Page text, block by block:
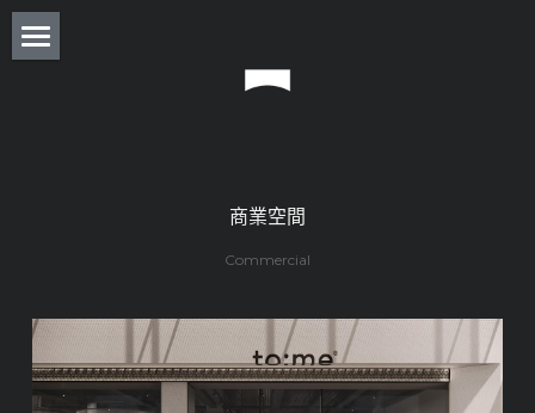
Experience
商業空間
Commercial